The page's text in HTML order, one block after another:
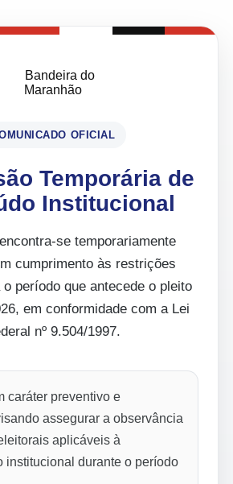
OFICIAL
Temporária de
Institucional
se temporariamente
cumprimento às restrições
período que antecede o pleito
em conformidade com a Lei
nº 9.504/1997.
caráter preventivo e
assegurar a observância
aplicáveis à
institucional durante o período